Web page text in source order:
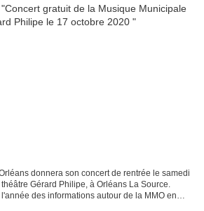
donnera son concert de rentrée le samedi
Gérard Philipe, à Orléans La Source.
des informations autour de la MMO en